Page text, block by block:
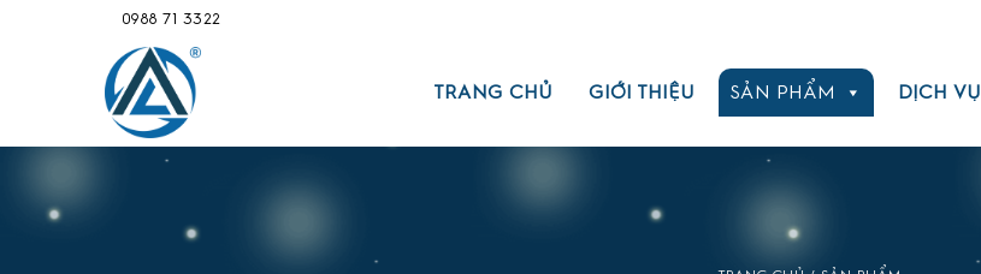
0988 71 3322
TRANG CHỦ GIỚI THIỆU SẢN PHẨM DỊCH VỤ